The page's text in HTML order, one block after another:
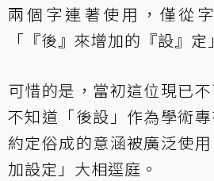
兩個字連著使用，僅從
「『後』來增加的『設』
可惜的是，當初這位現已
不知道「後設」作為學術
約定俗成的意涵被廣泛使
加設定」大相逕庭。